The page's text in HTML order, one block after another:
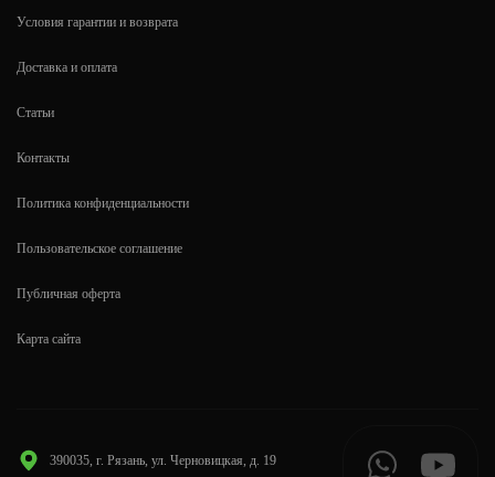
390035, г. Рязань, ул. Черновицкая, д. 19
Условия гарантии и возврата
Доставка и оплата
Статьи
Контакты
Политика конфиденциальности
Пользовательское соглашение
Публичная оферта
Карта сайта